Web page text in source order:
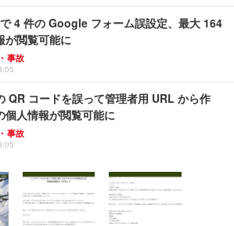
4 件の Google フォーム誤設定、最大 164
が閲覧可能に
事故
QR コードを誤って管理者用 URL から作
個人情報が閲覧可能に
事故